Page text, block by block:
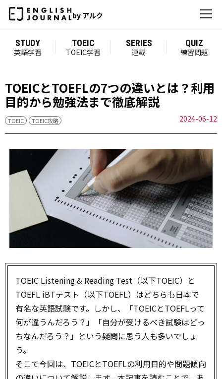
by アルク
STUDY
英語学習
TOEIC
TOEIC学習
SERIES
連載
QUIZ
練習問題
TOEICとTOEFLの7つの違いとは？利用
目的から勉強法まで徹底解説
TOEIC TOEIC攻略 2024-06-12
TOEIC Listening & Reading Test（以下TOEIC）と
TOEFL iBTテスト（以下TOEFL）はどちらも日本で
有名な英語試験です。しかし、「TOEICとTOEFLって
何が違うんだろう？」「自分が受けるべき試験はどっ
ちなんだろう？」という疑問に思う人も多いでしょ
う。
そこで今回は、TOEICとTOEFLの利用目的や問題傾向